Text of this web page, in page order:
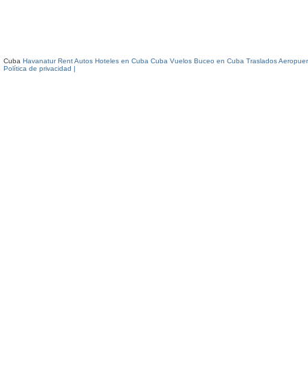
Cuba Havanatur Rent Autos Hoteles en Cuba Cuba Vuelos Buceo en Cuba Traslados
Política de privacidad |